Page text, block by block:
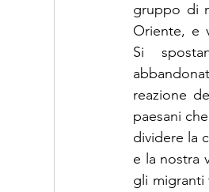
gruppo di
Oriente, e
Si
reazione
paesani
dividere la
e la nostra
gli migranti